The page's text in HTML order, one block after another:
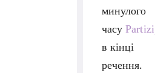
минулого
часу
в кінці
речення.